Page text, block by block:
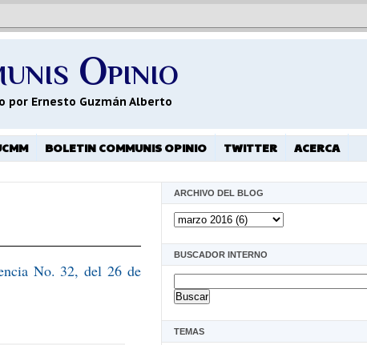
Opinio
por Ernesto Guzmán Alberto
BOLETIN COMMUNIS OPINIO TWITTER ACERCA
ARCHIVO DEL BLOG
BUSCADOR INTERNO
TEMAS
No. 32, del 26 de